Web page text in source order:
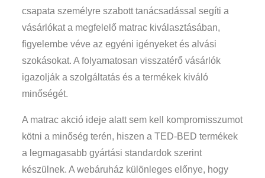
csapata személyre szabott tanácsadással segíti a
vásárlókat a megfelelő matrac kiválasztásában,
figyelembe véve az egyéni igényeket és alvási
szokásokat. A folyamatosan visszatérő vásárlók
igazolják a szolgáltatás és a termékek kiváló
minőségét.
A matrac akció ideje alatt sem kell kompromisszumot
kötni a minőség terén, hiszen a TED-BED termékek
a legmagasabb gyártási standardok szerint
készülnek. A webáruház különleges előnye, hogy